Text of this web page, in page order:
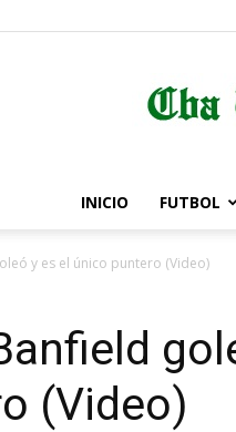
INICIO FUTBOL
y es el único puntero (Video)
(Video)